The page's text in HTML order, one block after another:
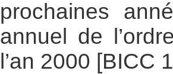
prochaines
annuel de
l’an 2000 [BICC